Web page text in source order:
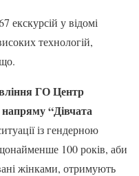
у відомі
технологій,
ГО Центр
“Дівчата
із гендерною
100 років, аби
жінками, отримують